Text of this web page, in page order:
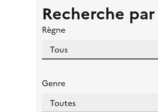
Recherche
Règne
Genre